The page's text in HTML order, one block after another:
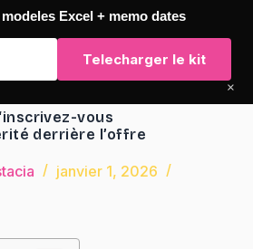
vous
derrière l’offre
janvier 1, 2026
Excel + memo dates
Telecharger le kit
×